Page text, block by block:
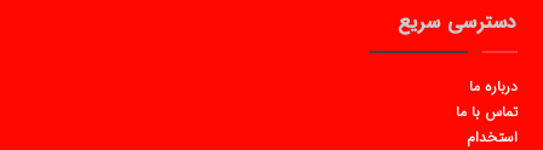
دسترسی سریع
درباره ما
تماس با ما
استخدام